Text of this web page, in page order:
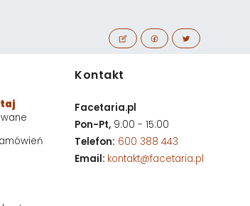
Kontakt
Facetaria.pl
Pon-Pt, 9:00 - 15:00
Telefon: 600 388 443
Email: kontakt@facetaria.pl